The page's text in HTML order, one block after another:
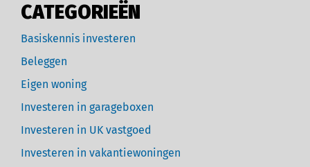
CATEGORIEËN
Basiskennis investeren
Beleggen
Eigen woning
Investeren in garageboxen
Investeren in UK vastgoed
Investeren in vakantiewoningen